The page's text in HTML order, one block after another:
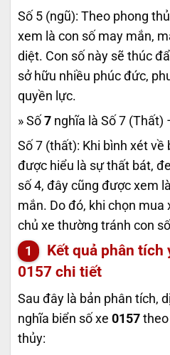
Số 5 (ngũ): Theo phong
xem là con số may mắn,
diệt. Con số này sẽ thúc
sở hữu nhiều phúc đức,
quyền lực.
» Số 7 nghĩa là Số 7
Số 7 (thất): Khi bình xét về
được hiểu là sự thất bát,
số 4, đây cũng được xem
mắn. Do đó, khi chọn mua
chủ xe thường tránh con
Kết quả phân tích
0157 chi tiết
Sau đây là bản phân tích,
nghĩa biển số xe 0157
thủy: